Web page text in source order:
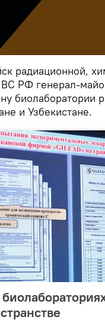
радиационной,
РФ генерал-
биолаборатории
и Узбекистане.